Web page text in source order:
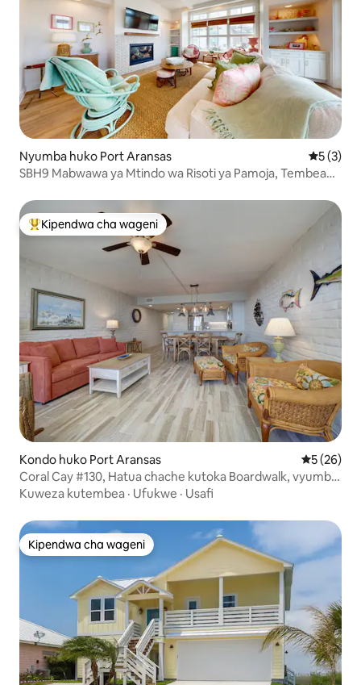
Nyumba huko Port Aransas
5 (3)
SBH9 Mabwawa ya Mtindo wa Risoti ya Pamoja, Tembea
Kipendwa maarufu cha wageni
Kipendwa cha wageni
Kondo huko Port Aransas Ukadiriaji
5 (26)
Coral Cay #130, Hatua chache kutoka Boardwalk, vyumba
2 vya kulala/mabafu 2
Kuweza kutembea · Ufukwe · Usafi
Kipendwa cha wageni
Kipendwa cha wageni